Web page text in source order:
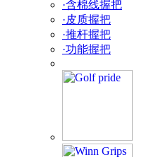
·含棉线握把
·皮质握把
·推杆握把
·功能握把